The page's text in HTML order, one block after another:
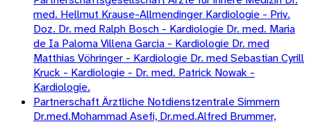
med. Hellmut Krause-Allmendinger Kardiologie - Priv.
Doz. Dr. med Ralph Bosch - Kardiologie Dr. med. Maria
de Ia Paloma Villena Garcia - Kardiologie Dr. med
Matthias Vöhringer - Kardiologie Dr. med Sebastian Cyrill
Kruck - Kardiologie - Dr. med. Patrick Nowak -
Kardiologie.
Partnerschaft Ärztliche Notdienstzentrale Simmern
Dr.med.Mohammad Asefi, Dr.med.Alfred Brummer,